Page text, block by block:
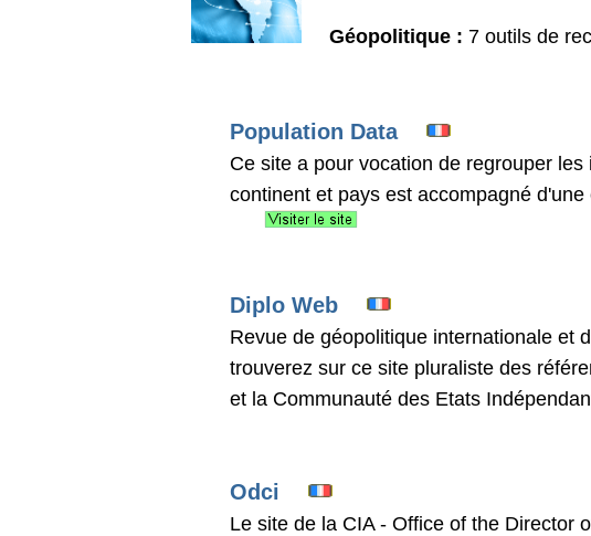
Géopolitique : 7 outils de
Population Data
Ce site a pour vocation de regrouper
continent et pays est accompagné
Diplo Web
Revue de géopolitique internationale et
trouverez sur ce site pluraliste des
et la Communauté des Etats
Odci
Le site de la CIA - Office of the Director